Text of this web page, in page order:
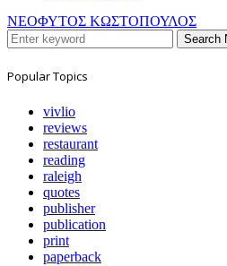
ΝΕΟΦΥΤΟΣ ΚΩΣΤΟΠΟΥΛΟΣ
Search
Popular Topics
vivlio
reviews
restaurant
reading
raleigh
quotes
publisher
publication
print
paperback